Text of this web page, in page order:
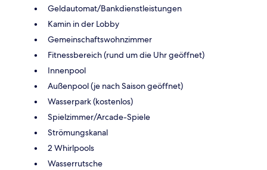
Geldautomat/Bankdienstleistungen
Kamin in der Lobby
Gemeinschaftswohnzimmer
Fitnessbereich (rund um die Uhr geöffnet)
Innenpool
Außenpool (je nach Saison geöffnet)
Wasserpark (kostenlos)
Spielzimmer/Arcade-Spiele
Strömungskanal
2 Whirlpools
Wasserrutsche